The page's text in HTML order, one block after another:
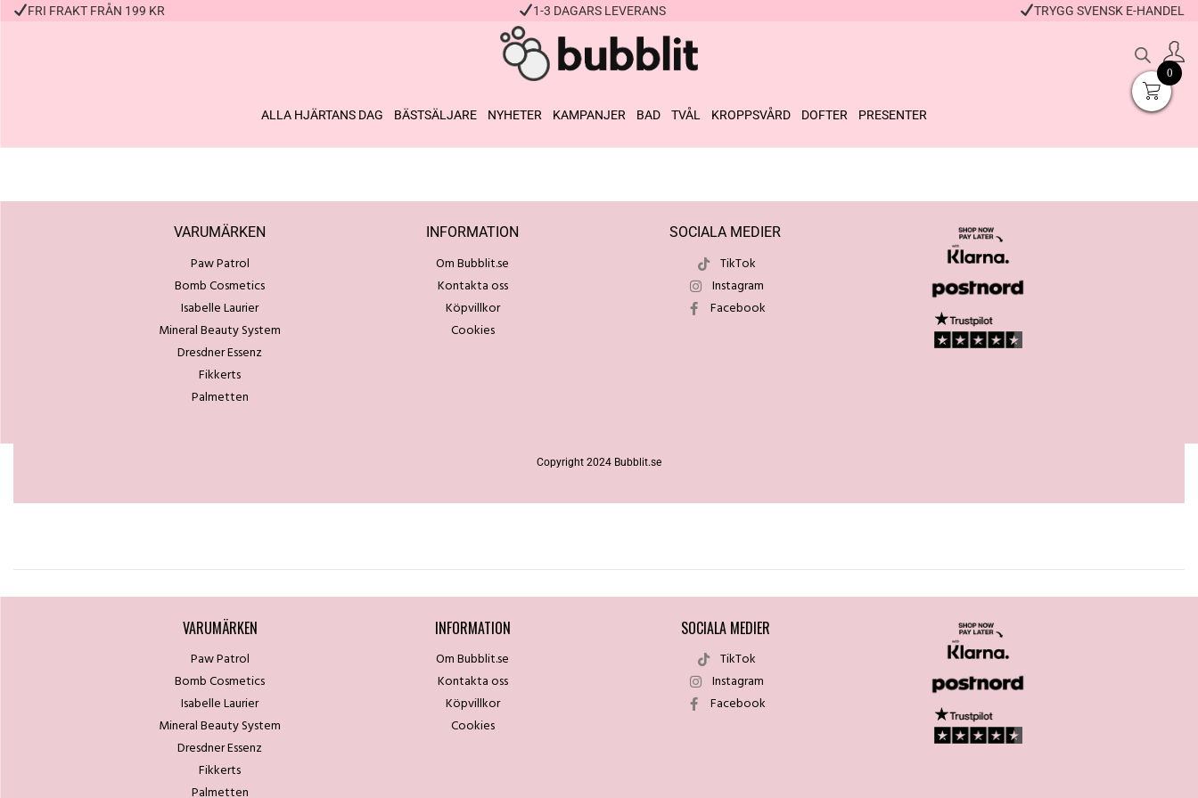
FRI FRAKT FRÅN 199 KR 1-3 DAGARS LEVERANS TRYGG SVENSK E-HANDEL
ALLA HJÄRTANS DAG BÄSTSÄLJARE NYHETER KAMPANJER BAD TVÅL KROPPSVÅRD DOFTER PRESENTER
VARUMÄRKEN
Paw Patrol
Bomb Cosmetics
Isabelle Laurier
Mineral Beauty System
Dresdner Essenz
Fikkerts
Palmetten
INFORMATION
Om Bubblit.se
Kontakta oss
Köpvillkor
Cookies
SOCIALA MEDIER
TikTok
Instagram
Facebook
Copyright 2024 Bubblit.se
VARUMÄRKEN
Paw Patrol
Bomb Cosmetics
Isabelle Laurier
Mineral Beauty System
Dresdner Essenz
Fikkerts
Palmetten
INFORMATION
Om Bubblit.se
Kontakta oss
Köpvillkor
Cookies
SOCIALA MEDIER
TikTok
Instagram
Facebook
0
+